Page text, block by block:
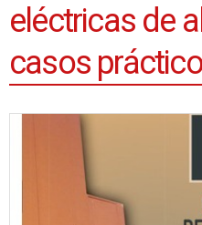
eléctricas de
casos